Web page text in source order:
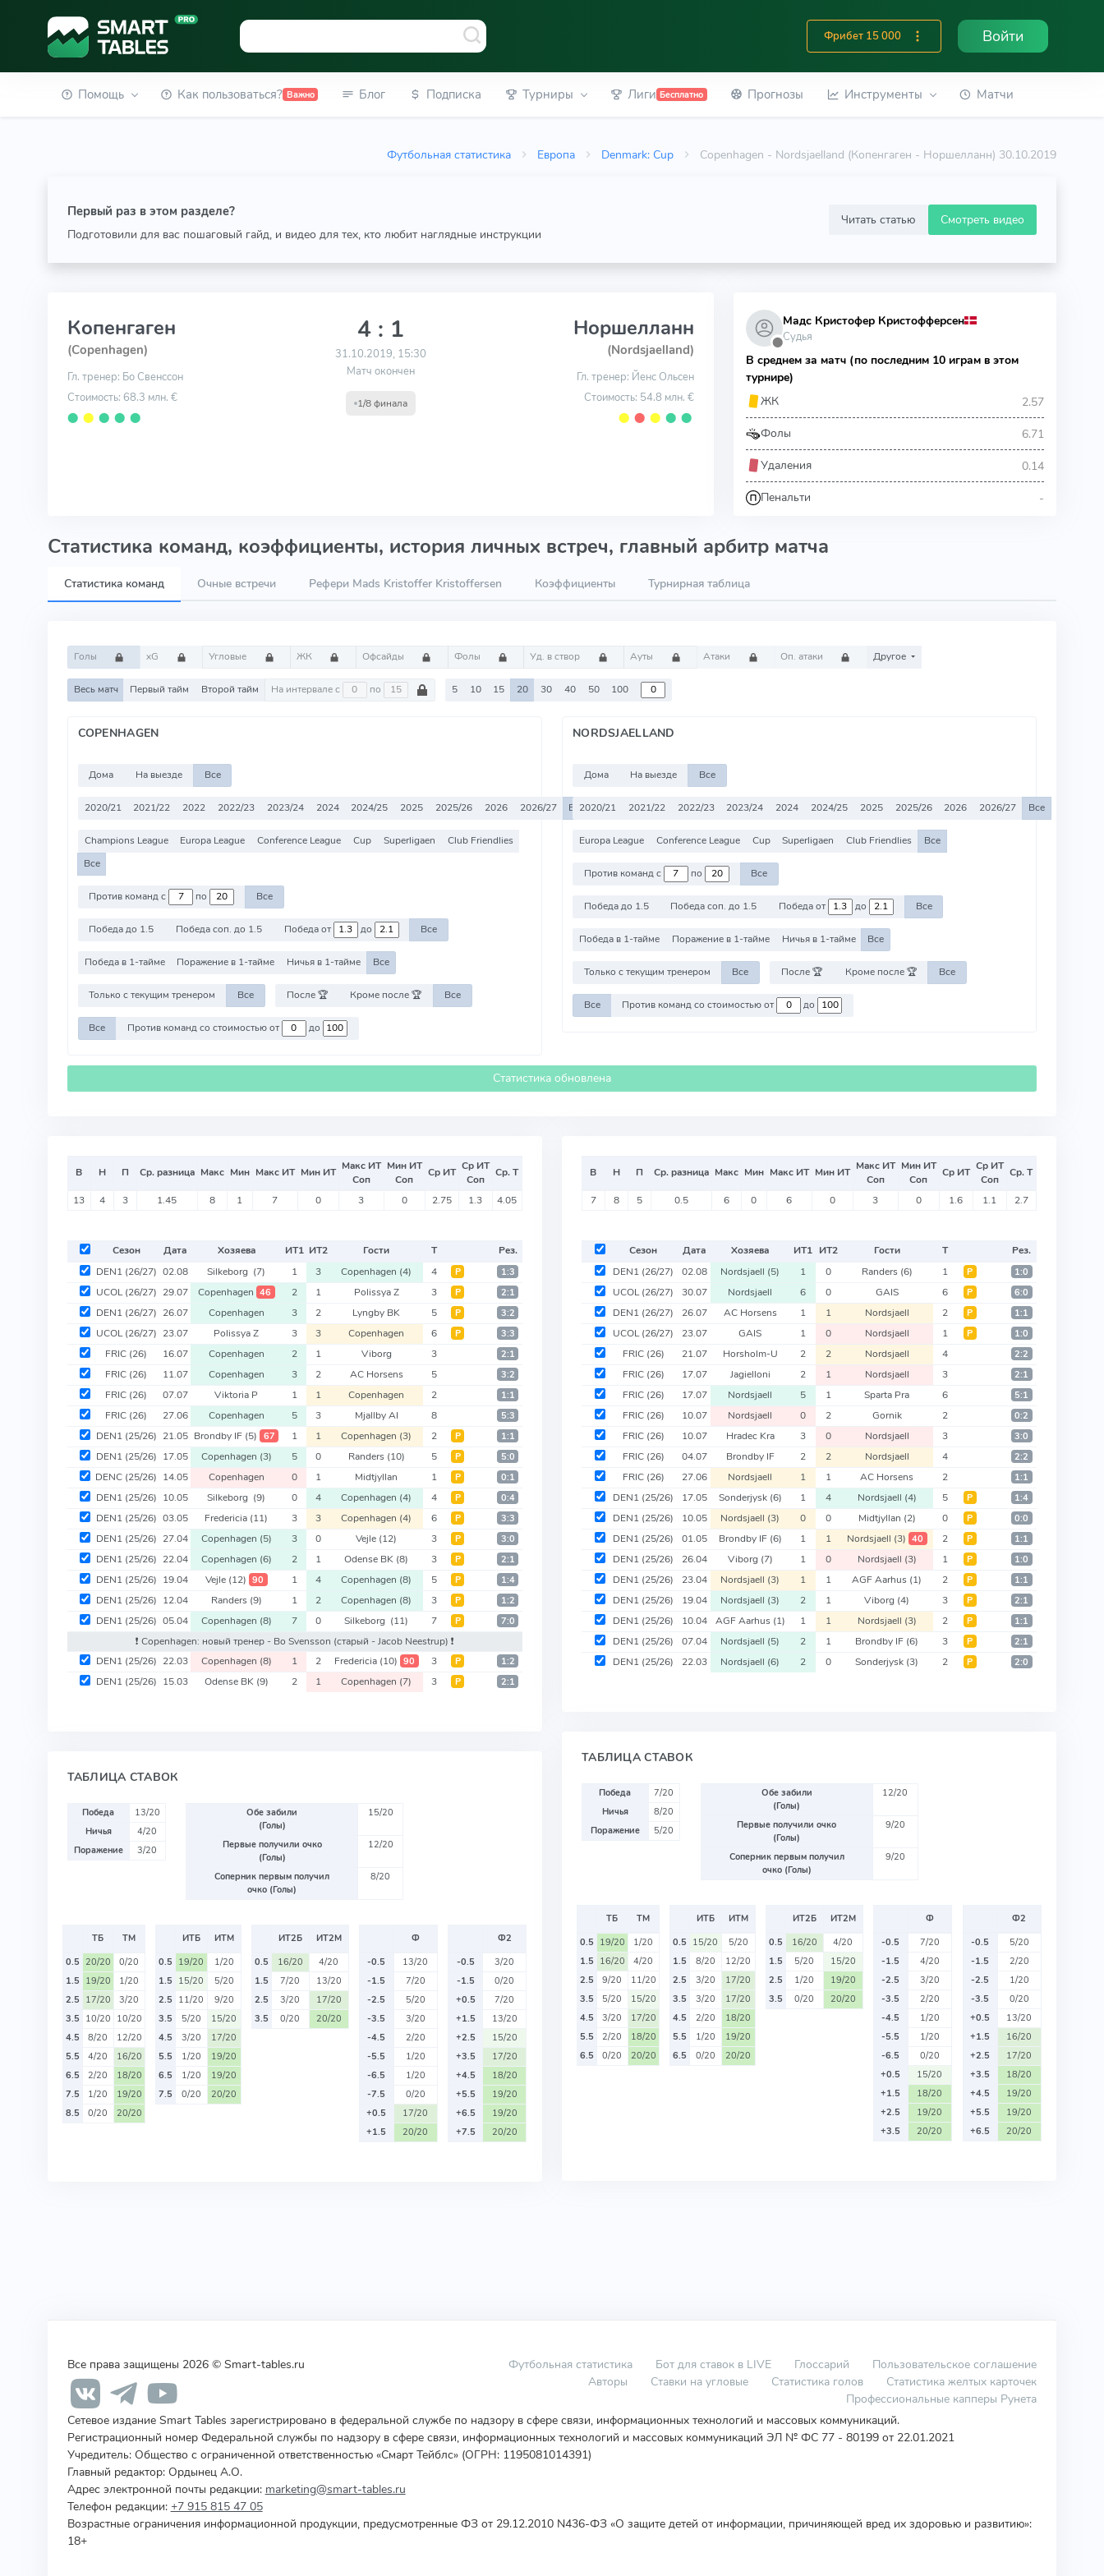
Фрибет 15 000 Войти
Помощь Как пользоваться? Важно Блог Подписка Турниры Лиги Бесплатно Прогнозы Инструменты Матчи
Футбольная статистика Европа Denmark: Cup Copenhagen - Nordsjaelland (Копенгаген - Норшелланн) 30.10.2019
Первый раз в этом разделе?
Подготовили для вас пошаговый гайд, и видео для тех, кто любит наглядные инструкции
Читать статью Смотреть видео
Копенгаген
(Copenhagen)
Гл. тренер: Бо Свенссон
Стоимость: 68.3 млн. €
⬤ ⬤ ⬤ ⬤ ⬤
4 : 1
31.10.2019, 15:30
Матч окончен
1/8 финала
Норшелланн
(Nordsjaelland)
Гл. тренер: Йенс Ольсен
Стоимость: 54.8 млн. €
⬤ ⬤ ⬤ ⬤ ⬤
⬤
Мадс Кристофер Кристофферсен
Судья
В среднем за матч (по последним 10 играм в этом
турнире)
ЖК
2.57
Фолы 6.71
Удаления 0.14
Пенальти -
Статистика команд, коэффициенты, история личных встреч, главный арбитр матча
Статистика команд Очные встречи Рефери Mads Kristoffer Kristoffersen Коэффициенты Турнирная таблица
Голы xG Угловые ЖК Офсайды Фолы Уд. в створ Ауты Атаки Оп. атаки Другое
Весь матч Первый тайм Второй тайм На интервале с по 5 10 15 20 30 40 50 100
COPENHAGEN
Дома На выезде Все
2020/21 2021/22 2022 2022/23 2023/24 2024 2024/25 2025 2025/26 2026 2026/27 Все
Champions League Europa League Conference League Cup Superligaen
Club Friendlies
Все
Против команд с по Все
Победа до 1.5 Победа соп. до 1.5 Победа от до Все
Победа в 1-тайме Поражение в 1-тайме Ничья в 1-тайме Все
Только с текущим тренером Все После 🏆 Кроме после 🏆 Все
Все Против команд со стоимостью от до
NORDSJAELLAND
Дома На выезде Все
2020/21 2021/22 2022/23 2023/24 2024 2024/25 2025 2025/26 2026 2026/27 Все
Europa League Conference League Cup Superligaen Club Friendlies Все
Против команд с по Все
Победа до 1.5 Победа соп. до 1.5 Победа от до Все
Победа в 1-тайме Поражение в 1-тайме Ничья в 1-тайме Все
Только с текущим тренером Все После 🏆 Кроме после 🏆 Все
Все Против команд со стоимостью от до
Статистика обновлена
В Н П Ср. разница Макс Мин Макс ИТ Мин ИТ Макс ИТ
Соп
Мин ИТ
Соп
Ср ИТ Ср ИТ
Соп
Ср. Т
13 4 3 1.45 8 1 7 0 3 0 2.75 1.3 4.05
Сезон Дата Хозяева ИТ1 ИТ2 Гости Т
Рез.
DEN1 (26/27) 02.08 Silkeborg (7) 1 3 Copenhagen (4) 4 Р 1:3
UCOL(26/27) 29.07 Copenhagen 46 2 1 Polissya Z 3 Р 2:1
DEN1 (26/27) 26.07 Copenhagen 3 2 Lyngby BK 5 Р 3:2
UCOL(26/27) 23.07 Polissya Z 3 3 Copenhagen 6 Р 3:3
FRIC (26) 16.07 Copenhagen 2 1 Viborg 3 2:1
FRIC (26) 11.07 Copenhagen 3 2 AC Horsens 5 3:2
FRIC (26) 07.07 Viktoria P 1 1 Copenhagen 2 1:1
FRIC (26) 27.06 Copenhagen 5 3 Mjallby AI 8 5:3
DEN1 (25/26) 21.05 Brondby IF (5) 67 1 1 Copenhagen (3) 2 Р 1:1
DEN1 (25/26) 17.05 Copenhagen (3) 5 0 Randers (10) 5 Р 5:0
DENC (25/26) 14.05 Copenhagen 0 1 Midtjyllan 1 Р 0:1
DEN1 (25/26) 10.05 Silkeborg (9) 0 4 Copenhagen (4) 4 Р 0:4
DEN1 (25/26) 03.05 Fredericia (11) 3 3 Copenhagen (4) 6 Р 3:3
DEN1 (25/26) 27.04 Copenhagen (5) 3 0 Vejle (12) 3 Р 3:0
DEN1 (25/26) 22.04 Copenhagen (6) 2 1 Odense BK (8) 3 Р 2:1
DEN1 (25/26) 19.04 Vejle (12) 90 1 4 Copenhagen (8) 5 Р 1:4
DEN1 (25/26) 12.04 Randers (9) 1 2 Copenhagen (8) 3 Р 1:2
DEN1 (25/26) 05.04 Copenhagen (8) 7 0 Silkeborg (11) 7 Р 7:0
❗️ Copenhagen: новый тренер - Bo Svensson (старый - Jacob Neestrup) ❗️
DEN1 (25/26) 22.03 Copenhagen (8) 1 2 Fredericia (10) 90 3 Р 1:2
DEN1 (25/26) 15.03 Odense BK (9) 2 1 Copenhagen (7) 3 Р 2:1
ТАБЛИЦА СТАВОК
Победа
13/20
Ничья
4/20
Поражение
3/20
Обе забили
(Голы)
15/20
Первые получили очко
(Голы)
12/20
Соперник первым получил
очко (Голы)
8/20
ТБ
ТМ
0.5 20/20
0/20
1.5 19/20
1/20
2.5 17/20
3/20
3.5 10/20 10/20
4.5
8/20
12/20
5.5
4/20
16/20
6.5
2/20
18/20
7.5
1/20
19/20
8.5
0/20 20/20
ИТБ
ИТМ
0.5 19/20
1/20
1.5 15/20
5/20
2.5 11/20
9/20
3.5
5/20
15/20
4.5
3/20
17/20
5.5
1/20
19/20
6.5
1/20
19/20
7.5
0/20 20/20
ИТ2Б
ИТ2М
0.5
16/20
4/20
1.5
7/20
13/20
2.5
3/20
17/20
3.5
0/20 20/20
Ф
-0.5
13/20
-1.5
7/20
-2.5
5/20
-3.5
3/20
-4.5
2/20
-5.5
1/20
-6.5
1/20
-7.5
0/20
+0.5
17/20
+1.5
20/20
Ф2
-0.5
3/20
-1.5
0/20
+0.5
7/20
+1.5
13/20
+2.5
15/20
+3.5
17/20
+4.5
18/20
+5.5
19/20
+6.5
19/20
+7.5
20/20
В Н П Ср. разница Макс Мин Макс ИТ Мин ИТ Макс ИТ
Соп
Мин ИТ
Соп
Ср ИТ Ср ИТ
Соп
Ср. Т
7 8 5 0.5 6 0 6 0 3 0 1.6 1.1 2.7
Сезон Дата Хозяева ИТ1 ИТ2 Гости Т
Рез.
DEN1 (26/27) 02.08 Nordsjaell (5) 1 0 Randers (6) 1 Р 1:0
UCOL(26/27) 30.07 Nordsjaell 6 0 GAIS 6 Р 6:0
DEN1 (26/27) 26.07 AC Horsens 1 1 Nordsjaell 2 Р 1:1
UCOL(26/27) 23.07 GAIS 1 0 Nordsjaell 1 Р 1:0
FRIC (26) 21.07 Horsholm-U 2 2 Nordsjaell 4 2:2
FRIC (26) 17.07 Jagielloni 2 1 Nordsjaell 3 2:1
FRIC (26) 17.07 Nordsjaell 5 1 Sparta Pra 6 5:1
FRIC (26) 10.07 Nordsjaell 0 2 Gornik 2 0:2
FRIC (26) 10.07 Hradec Kra 3 0 Nordsjaell 3 3:0
FRIC (26) 04.07 Brondby IF 2 2 Nordsjaell 4 2:2
FRIC (26) 27.06 Nordsjaell 1 1 AC Horsens 2 1:1
DEN1 (25/26) 17.05 Sonderjysk (6) 1 4 Nordsjaell (4) 5 Р 1:4
DEN1 (25/26) 10.05 Nordsjaell (3) 0 0 Midtjyllan (2) 0 Р 0:0
DEN1 (25/26) 01.05 Brondby IF (6) 1 1 Nordsjaell (3) 40 2 Р 1:1
DEN1 (25/26) 26.04 Viborg (7) 1 0 Nordsjaell (3) 1 Р 1:0
DEN1 (25/26) 23.04 Nordsjaell (3) 1 1 AGF Aarhus (1) 2 Р 1:1
DEN1 (25/26) 19.04 Nordsjaell (3) 2 1 Viborg (4) 3 Р 2:1
DEN1 (25/26) 10.04 AGF Aarhus (1) 1 1 Nordsjaell (3) 2 Р 1:1
DEN1 (25/26) 07.04 Nordsjaell (5) 2 1 Brondby IF (6) 3 Р 2:1
DEN1 (25/26) 22.03 Nordsjaell (6) 2 0 Sonderjysk (3) 2 Р 2:0
ТАБЛИЦА СТАВОК
Победа
7/20
Ничья
8/20
Поражение
5/20
Обе забили
(Голы)
12/20
Первые получили очко
(Голы)
9/20
Соперник первым получил
очко (Голы)
9/20
ТБ
ТМ
0.5 19/20
1/20
1.5 16/20
4/20
2.5
9/20
11/20
3.5
5/20
15/20
4.5
3/20
17/20
5.5
2/20
18/20
6.5
0/20 20/20
ИТБ
ИТМ
0.5 15/20
5/20
1.5
8/20
12/20
2.5
3/20
17/20
3.5
3/20
17/20
4.5
2/20
18/20
5.5
1/20
19/20
6.5
0/20 20/20
ИТ2Б
ИТ2М
0.5
16/20
4/20
1.5
5/20
15/20
2.5
1/20
19/20
3.5
0/20 20/20
Ф
-0.5
7/20
-1.5
4/20
-2.5
3/20
-3.5
2/20
-4.5
1/20
-5.5
1/20
-6.5
0/20
+0.5
15/20
+1.5
18/20
+2.5
19/20
+3.5
20/20
Ф2
-0.5
5/20
-1.5
2/20
-2.5
1/20
-3.5
0/20
+0.5
13/20
+1.5
16/20
+2.5
17/20
+3.5
18/20
+4.5
19/20
+5.5
19/20
+6.5
20/20
Все права защищены 2026 © Smart-tables.ru Футбольная статистика Бот для ставок в LIVE Глоссарий
Пользовательское соглашение
Авторы
Ставки на угловые Статистика голов
Статистика желтых карточек
Профессиональные капперы Рунета
Сетевое издание Smart Tables зарегистрировано в федеральной службе по надзору в сфере связи, информационных технологий и массовых коммуникаций.
Регистрационный номер Федеральной службы по надзору в сфере связи, информационных технологий и массовых коммуникаций ЭЛ № ФС 77 - 80199 от 22.01.2021
Учредитель: Общество с ограниченной ответственностью «Смарт Тейблс» (ОГРН: 1195081014391)
Главный редактор: Ордынец А.О.
Адрес электронной почты редакции: marketing@smart-tables.ru
Телефон редакции: +7 915 815 47 05
Возрастные ограничения информационной продукции, предусмотренные ФЗ от 29.12.2010 N436-ФЗ «О защите детей от информации, причиняющей вред их здоровью и развитию»:
18+